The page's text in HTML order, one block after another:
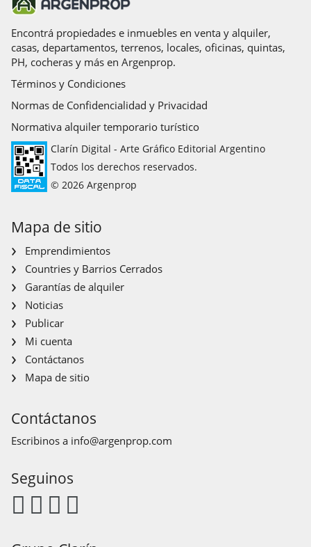
Encontrá propiedades e inmuebles en venta y alquiler,
casas, departamentos, terrenos, locales, oficinas, quintas,
PH, cocheras y más en Argenprop.
Términos y Condiciones
Normas de Confidencialidad y Privacidad
Normativa alquiler temporario turístico
Clarín Digital - Arte Gráfico Editorial Argentino
Todos los derechos reservados.
© 2026 Argenprop
Mapa de sitio
Emprendimientos
Countries y Barrios Cerrados
Garantías de alquiler
Noticias
Publicar
Mi cuenta
Contáctanos
Mapa de sitio
Contáctanos
Escribinos a info@argenprop.com
Seguinos